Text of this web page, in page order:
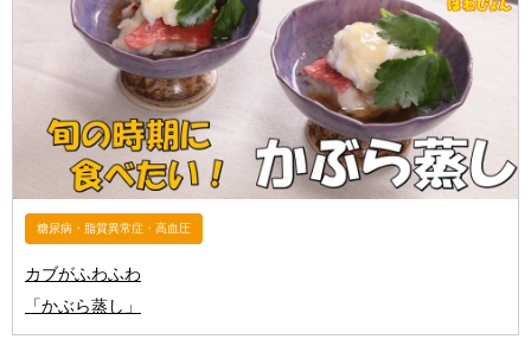
糖尿病・脂質異常症・高血圧
カブがふわふわ
「かぶら蒸し」